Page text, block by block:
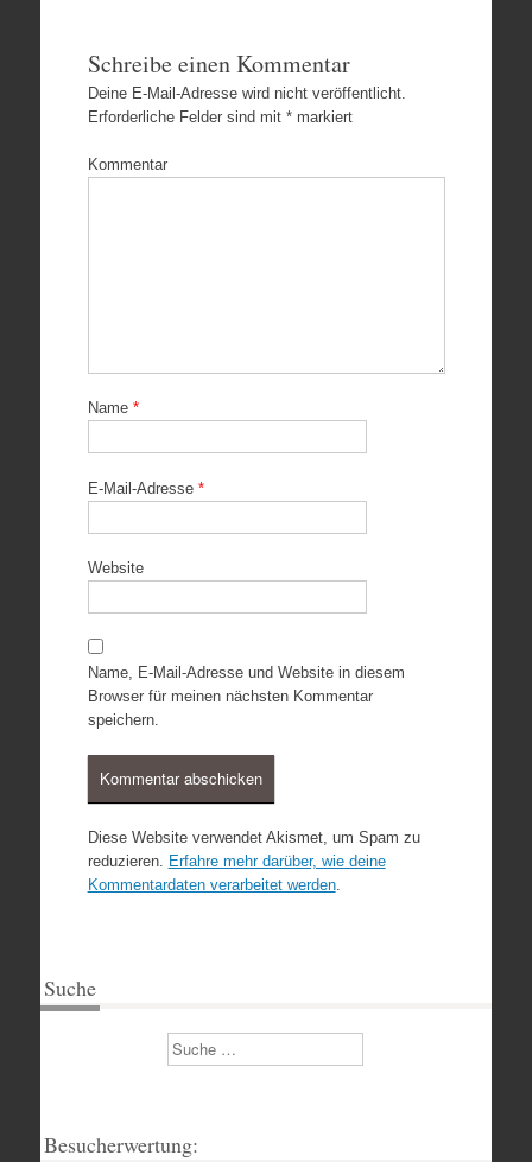
Schreibe einen Kommentar
Deine E-Mail-Adresse wird nicht veröffentlicht.
Erforderliche Felder sind mit *markiert
Kommentar
Name *
E-Mail-Adresse *
Website
Name, E-Mail-Adresse und Website in diesem
Browser für meinen nächsten Kommentar
speichern.
Diese Website verwendet Akismet, um Spam zu
reduzieren. Erfahre mehr darüber, wie deine
Kommentardaten verarbeitet werden.
Suche
Suchen
Besucherwertung: